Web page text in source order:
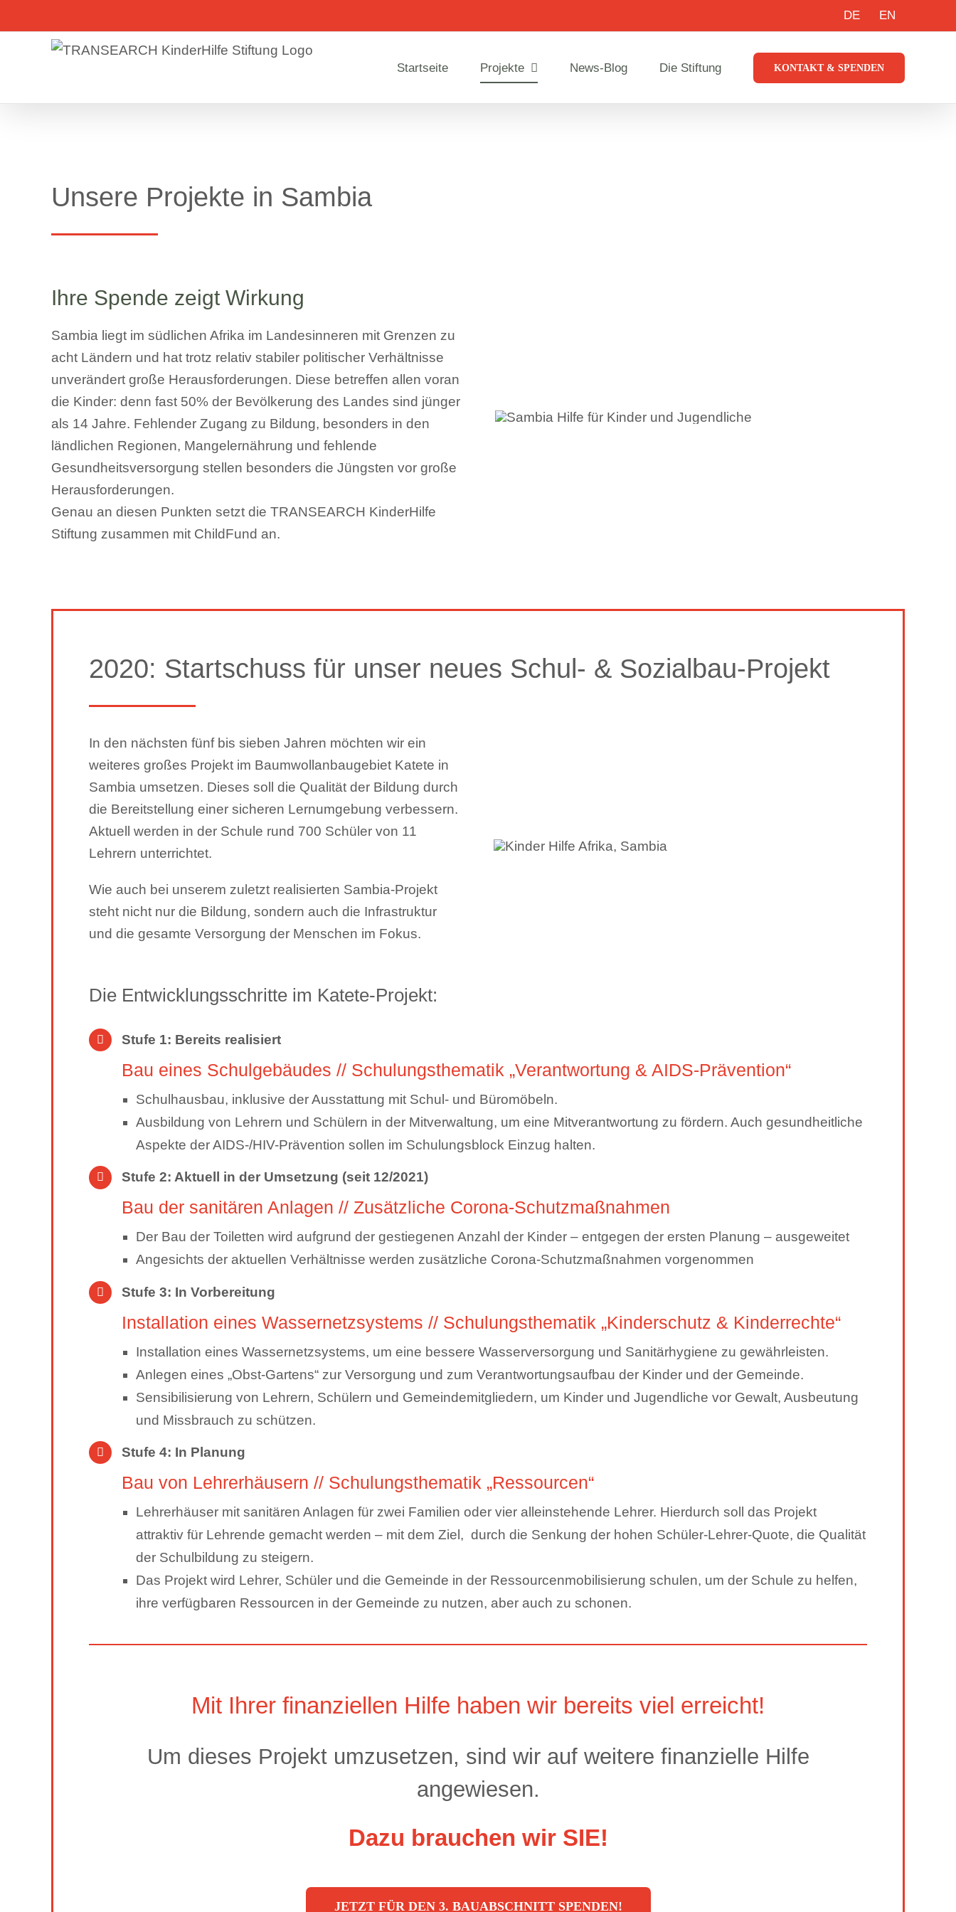
to
DE EN
Startseite Projekte News-Blog Die Stiftung KONTAKT & SPENDEN
Unsere Projekte in Sambia
Ihre Spende zeigt Wirkung
Sambia liegt im südlichen Afrika im Landesinneren mit Grenzen zu
acht Ländern und hat trotz relativ stabiler politischer Verhältnisse
unverändert große Herausforderungen. Diese betreffen allen voran
die Kinder: denn fast 50% der Bevölkerung des Landes sind jünger
als 14 Jahre. Fehlender Zugang zu Bildung, besonders in den
ländlichen Regionen, Mangelernährung und fehlende
Gesundheitsversorgung stellen besonders die Jüngsten vor große
Herausforderungen.
Genau an diesen Punkten setzt die TRANSEARCH KinderHilfe
Stiftung zusammen mit ChildFund an.
2020: Startschuss für unser neues Schul- & Sozialbau-Projekt
In den nächsten fünf bis sieben Jahren möchten wir ein
weiteres großes Projekt im Baumwollanbaugebiet Katete in
Sambia umsetzen. Dieses soll die Qualität der Bildung durch
die Bereitstellung einer sicheren Lernumgebung verbessern.
Aktuell werden in der Schule rund 700 Schüler von 11
Lehrern unterrichtet.
Wie auch bei unserem zuletzt realisierten Sambia-Projekt
steht nicht nur die Bildung, sondern auch die Infrastruktur
und die gesamte Versorgung der Menschen im Fokus.
Die Entwicklungsschritte im Katete-Projekt:
Stufe 1: Bereits realisiert
Bau eines Schulgebäudes // Schulungsthematik „Verantwortung & AIDS-Prävention“
Schulhausbau, inklusive der Ausstattung mit Schul- und Büromöbeln.
Ausbildung von Lehrern und Schülern in der Mitverwaltung, um eine Mitverantwortung zu fördern. Auch gesundheitliche
Aspekte der AIDS-/HIV-Prävention sollen im Schulungsblock Einzug halten.
Stufe 2: Aktuell in der Umsetzung (seit 12/2021)
Bau der sanitären Anlagen // Zusätzliche Corona-Schutzmaßnahmen
Der Bau der Toiletten wird aufgrund der gestiegenen Anzahl der Kinder – entgegen der ersten Planung – ausgeweitet
Angesichts der aktuellen Verhältnisse werden zusätzliche Corona-Schutzmaßnahmen vorgenommen
Stufe 3: In Vorbereitung
Installation eines Wassernetzsystems // Schulungsthematik „Kinderschutz & Kinderrechte“
Installation eines Wassernetzsystems, um eine bessere Wasserversorgung und Sanitärhygiene zu gewährleisten.
Anlegen eines „Obst-Gartens“ zur Versorgung und zum Verantwortungsaufbau der Kinder und der Gemeinde.
Sensibilisierung von Lehrern, Schülern und Gemeindemitgliedern, um Kinder und Jugendliche vor Gewalt, Ausbeutung
und Missbrauch zu schützen.
Stufe 4: In Planung
Bau von Lehrerhäusern // Schulungsthematik „Ressourcen“
Lehrerhäuser mit sanitären Anlagen für zwei Familien oder vier alleinstehende Lehrer. Hierdurch soll das Projekt
attraktiv für Lehrende gemacht werden – mit dem Ziel, durch die Senkung der hohen Schüler-Lehrer-Quote, die Qualität
der Schulbildung zu steigern.
Das Projekt wird Lehrer, Schüler und die Gemeinde in der Ressourcenmobilisierung schulen, um der Schule zu helfen,
ihre verfügbaren Ressourcen in der Gemeinde zu nutzen, aber auch zu schonen.
Mit Ihrer finanziellen Hilfe haben wir bereits viel erreicht!
Um dieses Projekt umzusetzen, sind wir auf weitere finanzielle Hilfe
angewiesen.
Dazu brauchen wir SIE!
JETZT FÜR DEN 3. BAUABSCHNITT SPENDEN!